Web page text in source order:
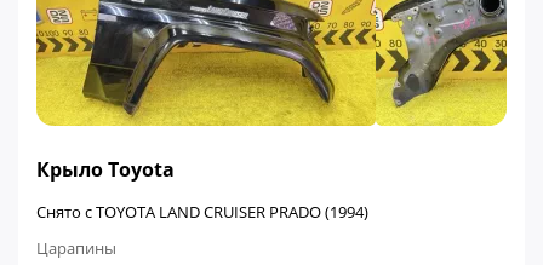
Крыло Toyota
Снято с TOYOTA LAND CRUISER PRADO (1994)
Царапины